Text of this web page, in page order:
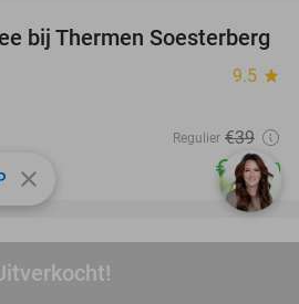
29%
bij Thermen Soesterberg
9.5 star
Regulier €39
€27,50
favorite_border
+ GVB bij Easy Golf
close